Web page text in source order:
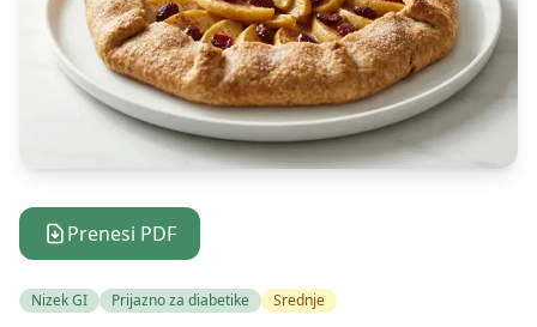
Prenesi PDF
Nizek GI Prijazno za diabetike Srednje